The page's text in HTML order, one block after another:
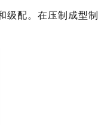
级配。在压制成型制